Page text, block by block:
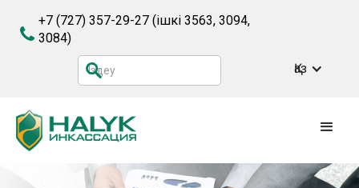
+7 (727) 357-29-27 (ішкі 3563, 3094,
3084)
Қаз